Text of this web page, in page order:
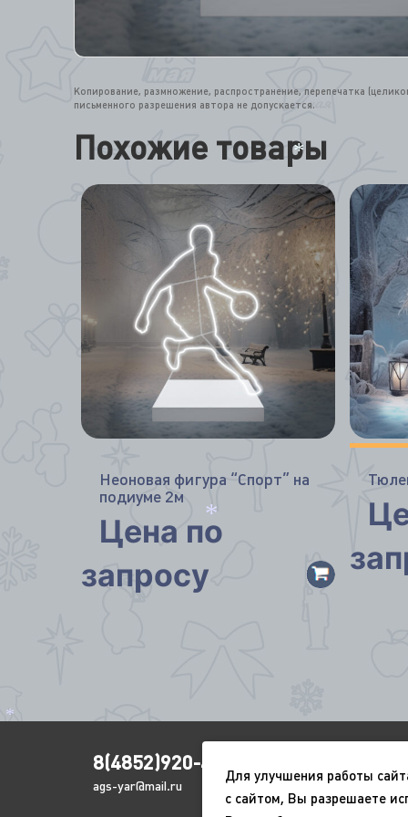
Копирование, размножение, распространение, перепечатка
письменного разрешения автора не допускается.
Похожие товары
Неоновая фигура “Спорт” на
подиуме 2м
Цена по
запросу
8(4852)920-450
ags-yar@mail.ru
Для улучшения работы
с сайтом, Вы разрешаете
*